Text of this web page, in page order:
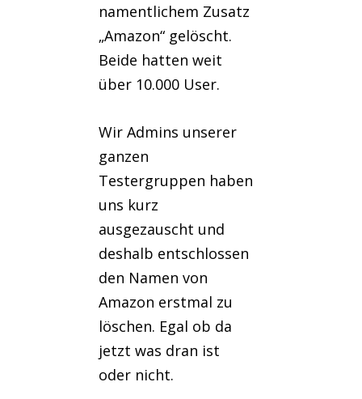
namentlichem Zusatz
„Amazon“ gelöscht.
Beide hatten weit
über 10.000 User.
Wir Admins unserer
ganzen
Testergruppen haben
uns kurz
ausgezauscht und
deshalb entschlossen
den Namen von
Amazon erstmal zu
löschen. Egal ob da
jetzt was dran ist
oder nicht.